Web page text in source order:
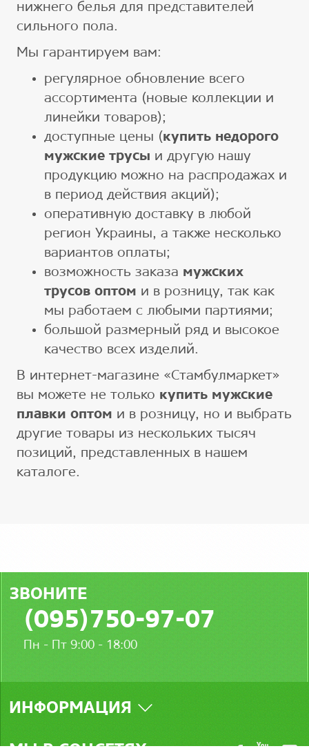
нижнего белья для представителей
сильного пола.
Мы гарантируем вам:
регулярное обновление всего
ассортимента (новые коллекции и
линейки товаров);
доступные цены (купить недорого
мужские трусы и другую нашу
продукцию можно на распродажах и
в период действия акций);
оперативную доставку в любой
регион Украины, а также несколько
вариантов оплаты;
возможность заказа мужских
трусов оптом и в розницу, так как
мы работаем с любыми партиями;
большой размерный ряд и высокое
качество всех изделий.
В интернет-магазине «Стамбулмаркет»
вы можете не только купить мужские
плавки оптом и в розницу, но и выбрать
другие товары из нескольких тысяч
позиций, представленных в нашем
каталоге.
ЗВОНИТЕ
(095)750-97-07
Пн - Пт 9:00 - 18:00
ИНФОРМАЦИЯ